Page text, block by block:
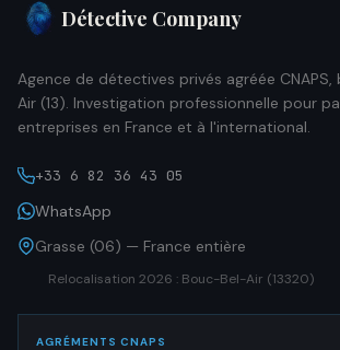
Détective Company
Agence de détectives privés agréée
Air (13). Investigation professionnelle pour
entreprises en France et à l'international.
+33 6 82 36 43 05
WhatsApp
Grasse (06) — France entière
Relocalisation 2026 : Bouc-Bel-Air (13320)
AGRÉMENTS CNAPS